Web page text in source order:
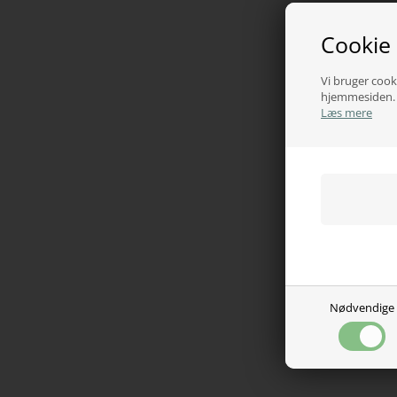
Vi bruger
Læs mere
Nødvendige